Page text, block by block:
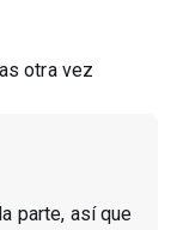
otra vez
parte, así que